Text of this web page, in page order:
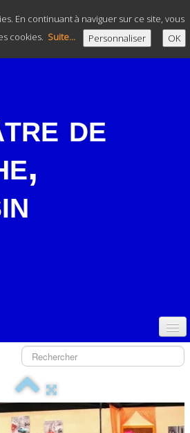
En continuant à naviguer sur ce site, vous
cookies. Suite... Personnaliser OK
de